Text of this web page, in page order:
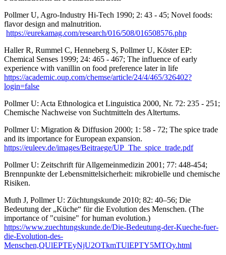
Pollmer U, Agro-Industry Hi-Tech 1990; 2: 43 - 45; Novel foods:
flavor design and malnutrition.
https://eurekamag.com/research/016/508/016508576.php
Haller R, Rummel C, Henneberg S, Pollmer U, Köster EP:
Chemical Senses 1999; 24: 465 - 467; The influence of early
experience with vanillin on food preference later in life
https://academic.oup.com/chemse/article/24/4/465/326402?
login=false
Pollmer U: Acta Ethnologica et Linguistica 2000, Nr. 72: 235 - 251;
Chemische Nachweise von Suchtmitteln des Altertums.
Pollmer U: Migration & Diffusion 2000; 1: 58 - 72; The spice trade
and its importance for European expansion.
https://euleev.de/images/Beitraege/UP_The_spice_trade.pdf
Pollmer U: Zeitschrift für Allgemeinmedizin 2001; 77: 448-454;
Brennpunkte der Lebensmittelsicherheit: mikrobielle und chemische
Risiken.
Muth J, Pollmer U: Züchtungskunde 2010; 82: 40–56; Die
Bedeutung der „Küche“ für die Evolution des Menschen. (The
importance of "cuisine" for human evolution.)
https://www.zuechtungskunde.de/Die-Bedeutung-der-Kueche-fuer-
die-Evolution-des-
Menschen,QUlEPTEyNjU2OTkmTUlEPTY5MTQy.html